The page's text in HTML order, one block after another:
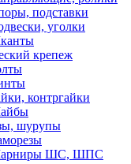
подставки
уголки
крепеж
контргайки
шурупы
ШС, ШПС